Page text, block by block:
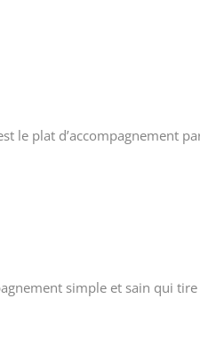
le plat d’accompagnement
simple et sain qui